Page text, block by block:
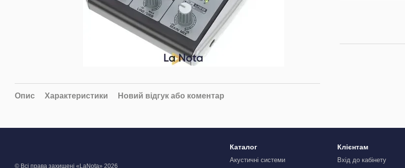
Опис Характеристики Новий відгук або коментар
© Всі права захищені «LaNota» 2026
Каталог
Акустичні системи
Клієнтам
Вхід до кабінету